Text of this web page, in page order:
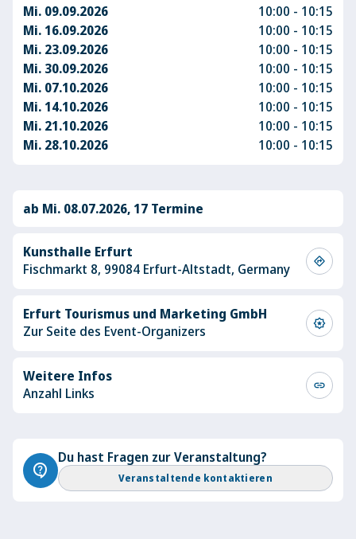
Mi. 09.09.2026
10:00 - 10:15
Mi. 16.09.2026
10:00 - 10:15
Mi. 23.09.2026
10:00 - 10:15
Mi. 30.09.2026
10:00 - 10:15
Mi. 07.10.2026
10:00 - 10:15
Mi. 14.10.2026
10:00 - 10:15
Mi. 21.10.2026
10:00 - 10:15
Mi. 28.10.2026
10:00 - 10:15
ab Mi. 08.07.2026, 17 Termine
Kunsthalle Erfurt
Fischmarkt 8, 99084 Erfurt-Altstadt, Germany
directions
Erfurt Tourismus und Marketing GmbH
Zur Seite des Event-Organizers
award_star
Weitere Infos
Anzahl Links
link
contact_support
Du hast Fragen zur Veranstaltung?
Veranstaltende kontaktieren